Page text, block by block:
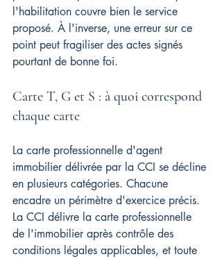
l'habilitation couvre bien le service
proposé. À l'inverse, une erreur sur ce
point peut fragiliser des actes signés
pourtant de bonne foi.
Carte T, G et S : à quoi correspond
chaque carte
La carte professionnelle d'agent
immobilier délivrée par la CCI se décline
en plusieurs catégories. Chacune
encadre un périmètre d'exercice précis.
La CCI délivre la carte professionnelle
de l'immobilier après contrôle des
conditions légales applicables, et toute